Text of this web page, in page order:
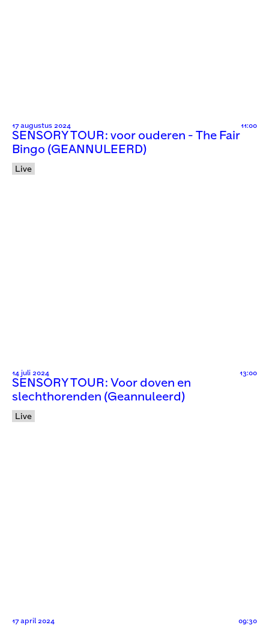
17 augustus 2024 11:00
SENSORY TOUR: voor ouderen - The Fair
Bingo (GEANNULEERD)
Live
14 juli 2024 13:00
SENSORY TOUR: Voor doven en
slechthorenden (Geannuleerd)
Live
17 april 2024 09:30